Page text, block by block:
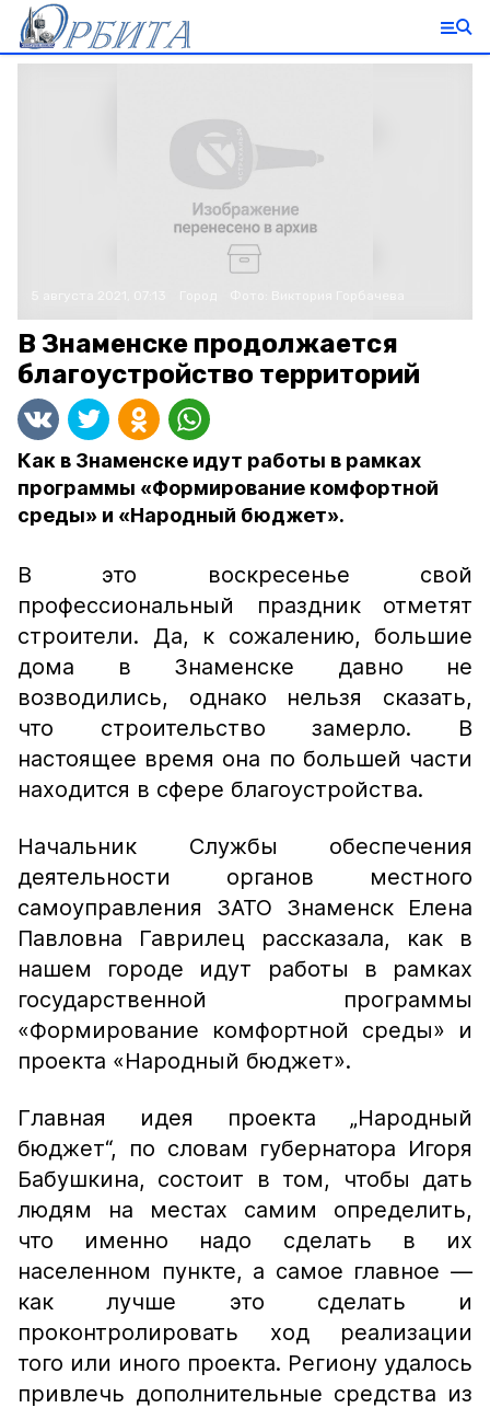
В Знаменске продолжается
благоустройство территорий
Как в Знаменске идут работы в рамках
программы «Формирование комфортной
среды» и «Народный бюджет».
В это воскресенье свой
профессиональный праздник отметят
строители. Да, к сожалению, большие
дома в Знаменске давно не
возводились, однако нельзя сказать,
что строительство замерло. В
настоящее время она по большей части
находится в сфере благоустройства.
Начальник Службы обеспечения
деятельности органов местного
самоуправления ЗАТО Знаменск Елена
Павловна Гаврилец рассказала, как в
нашем городе идут работы в рамках
государственной программы
«Формирование комфортной среды» и
проекта «Народный бюджет».
Главная идея проекта „Народный
бюджет“, по словам губернатора Игоря
Бабушкина, состоит в том, чтобы дать
людям на местах самим определить,
что именно надо сделать в их
населенном пункте, а самое главное —
как лучше это сделать и
проконтролировать ход реализации
того или иного проекта. Региону удалось
привлечь дополнительные средства из